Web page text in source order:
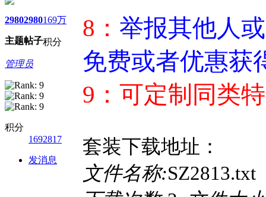
2980
主题
2980
帖子
169万
积分
管理员
积分
1692817
发消息
8： 举报其他人
免费或者优惠获
9：可定制同类
套装下载地址：
文件名称:SZ2813.txt